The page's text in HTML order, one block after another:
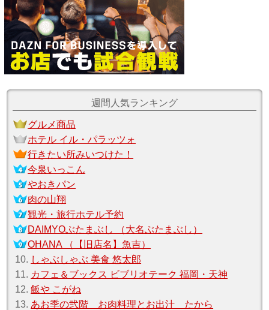
週間人気ランキング
グルメ商品
ホテル イル・パラッツォ
行きたい所みいつけた！
今泉いっこん
やおきパン
肉の山翔
観光・旅行ホテル予約
DAIMYOぶたまぶし （大名ぶたまぶし）
OHANA （【旧店名】魚吉）
10. しゃぶしゃぶ 美食 悠太郎
11. カフェ＆ブックス ビブリオテーク 福岡・天神
12.飯や こがね
13. あお季の弐階 お肉料理とお出汁 たから